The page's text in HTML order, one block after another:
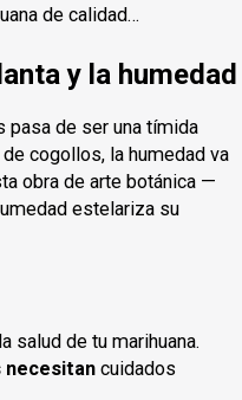
de calidad…
y la humedad
pasa de ser una tímida
cogollos, la humedad va
obra de arte botánica —
estelariza su
salud de tu marihuana.
necesitan cuidados